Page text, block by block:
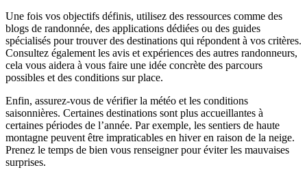
Une fois vos objectifs définis, utilisez des ressources comme des
blogs de randonnée, des applications dédiées ou des guides
spécialisés pour trouver des destinations qui répondent à vos critères.
Consultez également les avis et expériences des autres randonneurs,
cela vous aidera à vous faire une idée concrète des parcours
possibles et des conditions sur place.
Enfin, assurez-vous de vérifier la météo et les conditions
saisonnières. Certaines destinations sont plus accueillantes à
certaines périodes de l’année. Par exemple, les sentiers de haute
montagne peuvent être impraticables en hiver en raison de la neige.
Prenez le temps de bien vous renseigner pour éviter les mauvaises
surprises.